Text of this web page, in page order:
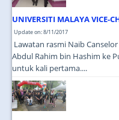
UNIVERSITI MALAYA VICE-
Update on: 8/11/2017
Lawatan rasmi Naib
Abdul Rahim bin Hashim ke
untuk kali pertama....